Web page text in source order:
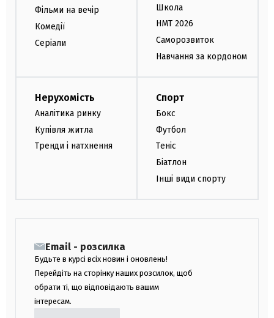
Фільми на вечір
Комедії
Серіали
Школа
НМТ 2026
Саморозвиток
Навчання за кордоном
Нерухомість
Аналітика ринку
Купівля житла
Тренди і натхнення
Спорт
Бокс
Футбол
Теніс
Біатлон
Інші види спорту
Email - розсилка
Будьте в курсі всіх новин і оновлень!
Перейдіть на сторінку наших розсилок, щоб
обрати ті, що відповідають вашим
інтересам.